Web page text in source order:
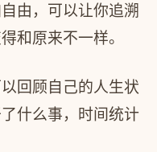
由，可以让你追溯
和原来不一样。
回顾自己的人生状
什么事，时间统计